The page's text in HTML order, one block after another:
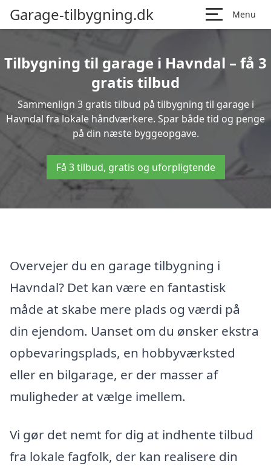
Garage-tilbygning.dk Menu
Tilbygning til garage i Havndal – få 3
gratis tilbud
Sammenlign 3 gratis tilbud på tilbygning til garage i
Havndal fra lokale håndværkere. Spar både tid og penge
på din næste byggeopgave.
Få 3 tilbud, gratis og uforpligtende
Overvejer du en garage tilbygning i
Havndal? Det kan være en fantastisk
måde at skabe mere plads og værdi på
din ejendom. Uanset om du ønsker ekstra
opbevaringsplads, en hobbyværksted
eller en bilgarage, er der masser af
muligheder at vælge imellem.
Vi gør det nemt for dig at indhente tilbud
fra lokale fagfolk, der kan realisere din